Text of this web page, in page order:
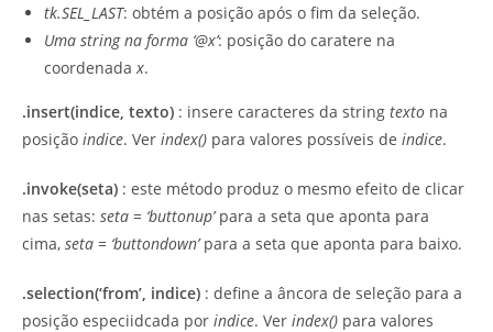
tk.SEL_LAST: obtém a posição após o fim da seleção.
Uma string na forma ‘@x’: posição do caratere na
coordenada x.
.insert(indice, texto) : insere caracteres da string texto na
posição indice. Ver index() para valores possíveis de indice.
.invoke(seta) : este método produz o mesmo efeito de clicar
nas setas: seta = ‘buttonup’para a seta que aponta para
cima, seta = ‘buttondown’para a seta que aponta para baixo.
.selection(‘from’, indice) : define a âncora de seleção para a
posição especiidcada por indice. Ver index() para valores